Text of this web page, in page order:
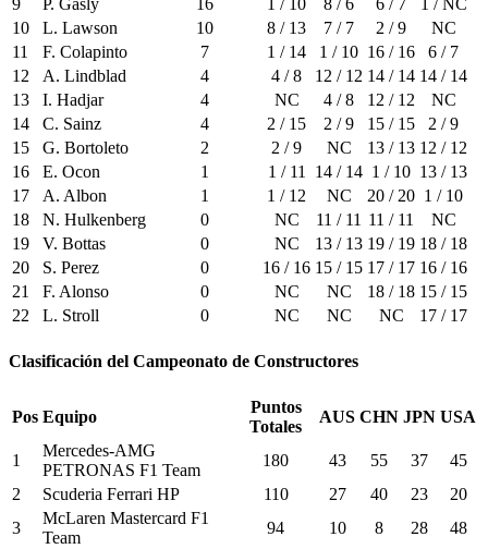
10
L. Lawson 10 8 / 13 7 / 7 2 / 9
NC
11
F. Colapinto 7 1 / 14 1 / 10 16 / 16
6 / 7
12
A. Lindblad 4 4 / 8 12 / 12 14 / 14 14 / 14
13
I. Hadjar 4 NC 4 / 8 12 / 12
NC
14
C. Sainz 4 2 / 15 2 / 9 15 / 15
2 / 9
15
G. Bortoleto 2 2 / 9 NC 13 / 13 12 / 12
16
E. Ocon 1 1 / 11 14 / 14 1 / 10 13 / 13
17
A. Albon 1 1 / 12 NC 20 / 20 1 / 10
18
N. Hulkenberg 0 NC 11 / 11 11 / 11
NC
19
V. Bottas 0 NC 13 / 13 19 / 19 18 / 18
20
S. Perez 0 16 / 16 15 / 15 17 / 17 16 / 16
21
F. Alonso 0 NC NC 18 / 18 15 / 15
22
L. Stroll 0 NC NC NC 17 / 17
Clasificación del Campeonato de Constructores
Pos Equipo
Puntos
Totales
AUS CHN JPN USA
1
Mercedes-AMG
PETRONAS F1 Team
180 43 55 37
45
2
Scuderia Ferrari HP 110 27 40 23
20
3
McLaren Mastercard F1
Team
94 10 8 28
48